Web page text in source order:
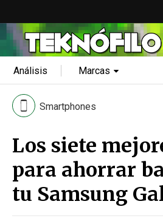
Análisis Marcas
Smartphones
Los siete
para ahorrar
tu Samsung